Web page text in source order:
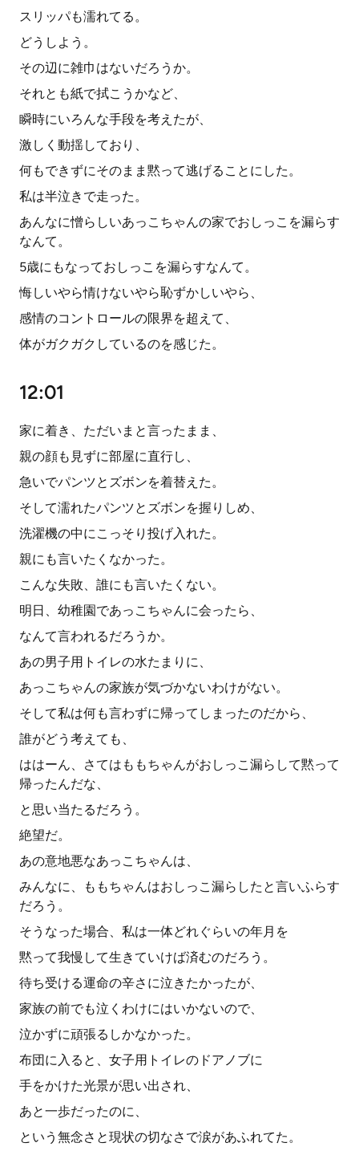
スリッパも濡れてる。
どうしよう。
その辺に雑巾はないだろうか。
それとも紙で拭こうかなど、
瞬時にいろんな手段を考えたが、
激しく動揺しており、
何もできずにそのまま黙って逃げることにした。
私は半泣きで走った。
あんなに憎らしいあっこちゃんの家でおしっこを漏らす
なんて。
5歳にもなっておしっこを漏らすなんて。
悔しいやら情けないやら恥ずかしいやら、
感情のコントロールの限界を超えて、
体がガクガクしているのを感じた。
12:01
家に着き、ただいまと言ったまま、
親の顔も見ずに部屋に直行し、
急いでパンツとズボンを着替えた。
そして濡れたパンツとズボンを握りしめ、
洗濯機の中にこっそり投げ入れた。
親にも言いたくなかった。
こんな失敗、誰にも言いたくない。
明日、幼稚園であっこちゃんに会ったら、
なんて言われるだろうか。
あの男子用トイレの水たまりに、
あっこちゃんの家族が気づかないわけがない。
そして私は何も言わずに帰ってしまったのだから、
誰がどう考えても、
ははーん、さてはももちゃんがおしっこ漏らして黙って
帰ったんだな、
と思い当たるだろう。
絶望だ。
あの意地悪なあっこちゃんは、
みんなに、ももちゃんはおしっこ漏らしたと言いふらす
だろう。
そうなった場合、私は一体どれぐらいの年月を
黙って我慢して生きていけば済むのだろう。
待ち受ける運命の辛さに泣きたかったが、
家族の前でも泣くわけにはいかないので、
泣かずに頑張るしかなかった。
布団に入ると、女子用トイレのドアノブに
手をかけた光景が思い出され、
あと一歩だったのに、
という無念さと現状の切なさで涙があふれてた。